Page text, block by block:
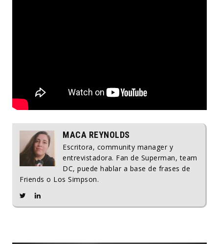
MACA REYNOLDS
Escritora, community manager y
entrevistadora. Fan de Superman, team
DC, puede hablar a base de frases de
Friends o Los Simpson.